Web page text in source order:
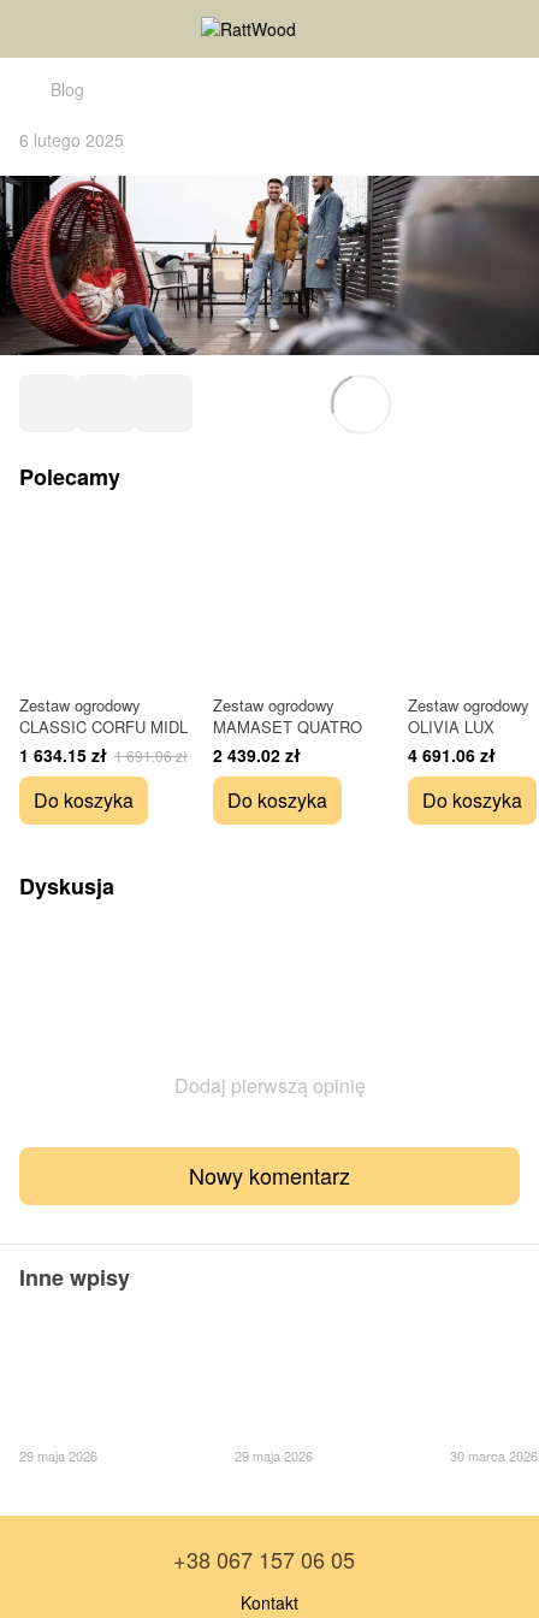
Blog
6 lutego 2025
Polecamy
Zestaw ogrodowy
CLASSIC CORFU MIDL
1 634.15 zł 1 691.06 zł
Do koszyka
Zestaw ogrodowy
MAMASET QUATRO
2 439.02 zł
Do koszyka
Zestaw ogrodowy
OLIVIA LUX
4 691.06 zł
Do koszyka
Dyskusja
Dodaj pierwszą opinię
Nowy komentarz
Inne wpisy
29 maja 2026 29 maja 2026 30 marca 2026
+38 067 157 06 05
Kontakt